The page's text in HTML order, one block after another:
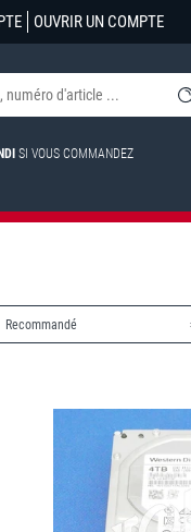
OUVRIR UN COMPTE
SI VOUS COMMANDEZ